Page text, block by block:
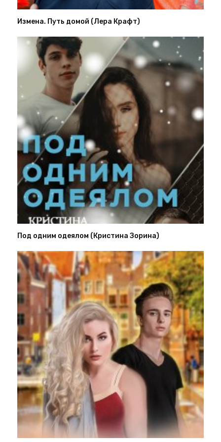
Измена. Путь домой (Лера Крафт)
Под одним одеялом (Кристина Зорина)